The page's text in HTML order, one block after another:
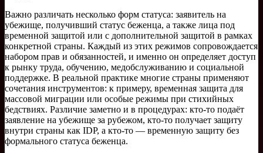
Важно различать несколько форм статуса: заявитель на
убежище, получивший статус беженца, а также лица под
временной защитой или с дополнительной защитой в рамках
конкретной страны. Каждый из этих режимов сопровождается
набором прав и обязанностей, и именно он определяет доступ
к рынку труда, обучению, медобслуживанию и социальной
поддержке. В реальной практике многие страны применяют
сочетания инструментов: к примеру, временная защита для
массовой миграции или особые режимы при стихийных
бедствиях. Различие заметно и в процедурах: кто-то подаёт
заявление на убежище за рубежом, кто-то получает защиту
внутри страны как IDP, а кто-то — временную защиту без
формального статуса беженца.